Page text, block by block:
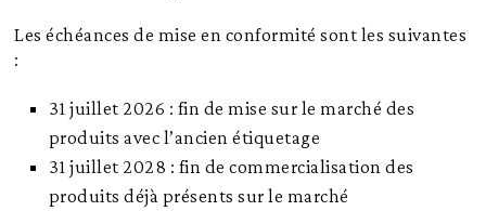
Les échéances de mise en conformité sont les suivantes
:
31 juillet 2026 : fin de mise sur le marché des
produits avec l’ancien étiquetage
31 juillet 2028 : fin de commercialisation des
produits déjà présents sur le marché